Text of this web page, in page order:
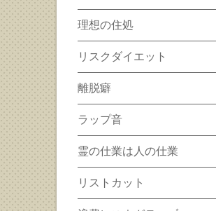
理想の住処
リスクダイエット
離脱癖
ラップ音
霊の仕業は人の仕業
リストカット